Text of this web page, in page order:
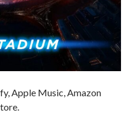
Apple Music, Amazon